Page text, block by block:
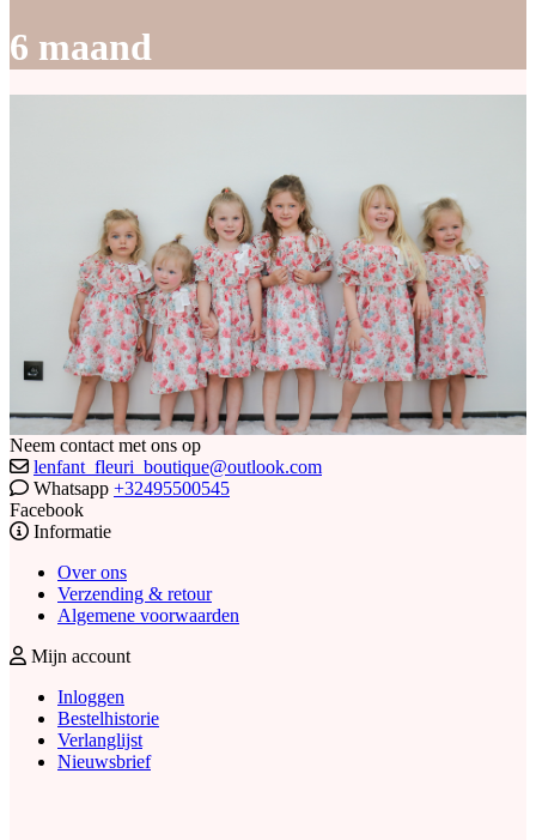
6 maand
Neem contact met ons op
lenfant_fleuri_boutique@outlook.com
Whatsapp +32495500545
Facebook
Informatie
Over ons
Verzending & retour
Algemene voorwaarden
Mijn account
Inloggen
Bestelhistorie
Verlanglijst
Nieuwsbrief